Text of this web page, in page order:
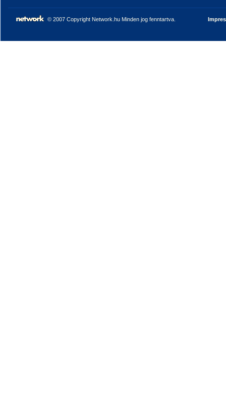
© 2007 Copyright Network.hu Minden jog fenntartva.